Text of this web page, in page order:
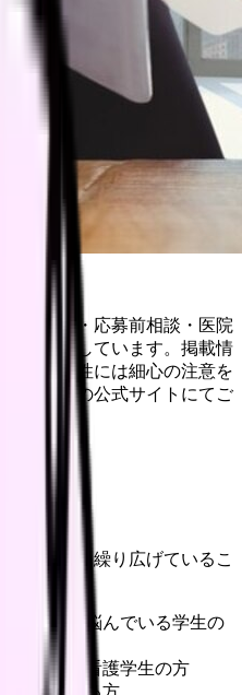
求人通知・応募前相談・医院
を設置しています。掲載情
の正確性には細心の注意を
ービスの公式サイトにてご
年4月20日
の戦いを繰り広げているこ
の両立に悩んでいる学生の
している看護学生の方
感じている方